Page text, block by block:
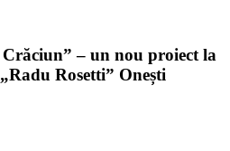
– un nou proiect la
Rosetti” Onești